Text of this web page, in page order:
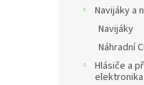
Navijáky a
Navijáky
Náhradní
Hlásiče a